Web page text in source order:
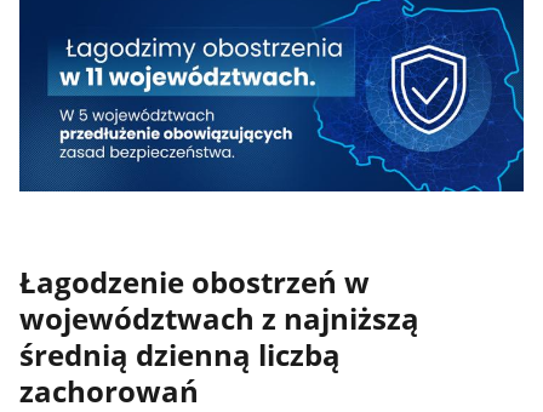
Łagodzenie obostrzeń w
województwach z najniższą
średnią dzienną liczbą
zachorowań